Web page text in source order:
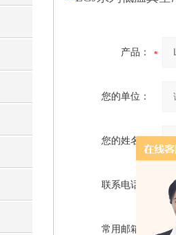
产品：
您的单位：
您的姓名：
联系电话：
常用邮箱：